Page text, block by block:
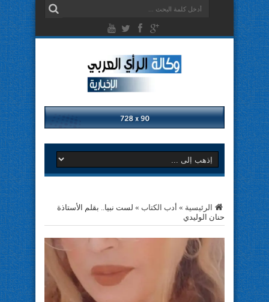
الرئيسية » أدب الكتاب » لست نبيا.. بقلم الأستاذة
حنان الوليدي